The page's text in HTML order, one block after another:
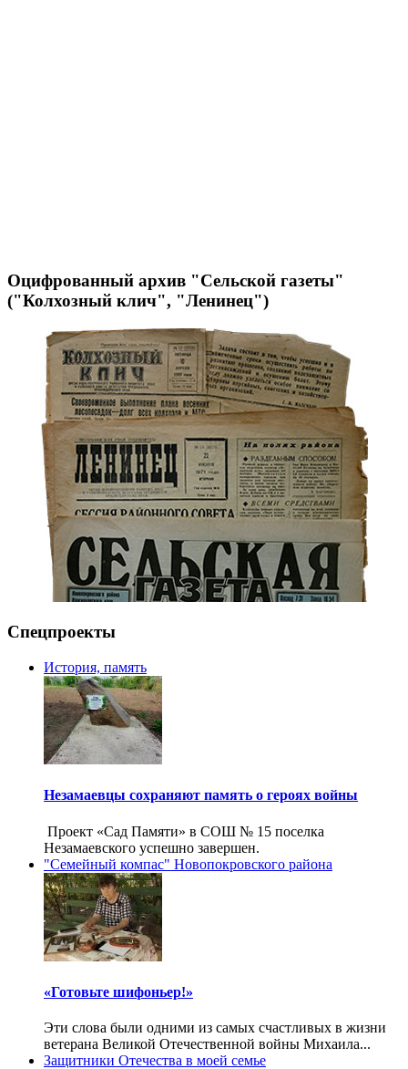
Оцифрованный архив "Сельской газеты"
("Колхозный клич", "Ленинец")
Спецпроекты
История, память
Незамаевцы сохраняют память о героях войны
Проект «Сад Памяти» в СОШ № 15 поселка
Незамаевского успешно завершен.
"Семейный компас" Новопокровского района
«Готовьте шифоньер!»
Эти слова были одними из самых счастливых в жизни
ветерана Великой Отечественной войны Михаила...
Защитники Отечества в моей семье